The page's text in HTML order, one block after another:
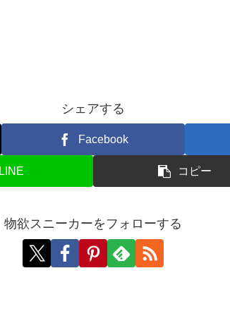
シェアする
Facebook
LINE コピー
物欲スニーカーをフォローする